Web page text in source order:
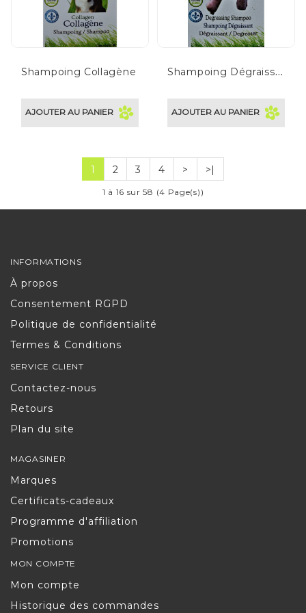
Shampoing Collagène
AJOUTER AU PANIER
S
hampoing Dégraissant
AJOUTER AU PANIER
1 2 3 4 > >|
1 à 16 sur 58 (4 Page(s))
INFORMATIONS
À propos
Consentement RGPD
Politique de confidentialité
Termes & Conditions
SERVICE CLIENT
Contactez-nous
Retours
Plan du site
MAGASINER
Marques
Certificats-cadeaux
Programme d'affiliation
Promotions
MON COMPTE
Mon compte
Historique des commandes